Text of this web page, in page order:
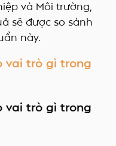
và Môi trường,
sẽ được so sánh
này.
vai trò gì trong
vai trò gì trong